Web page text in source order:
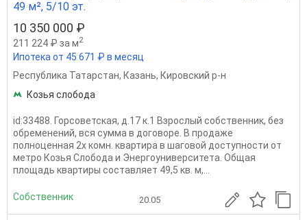
49 м², 5/10 эт.
10 350 000 ₽
211 224 ₽ за м2
Ипотека от 45 671 ₽ в месяц
Республика Татарстан, Казань, Кировский р-н
Козья слобода
id:33488. Горсоветская, д.17 к.1 Взрослый собственник, без
обременений, вся сумма в договоре. В продаже
полноценная 2х комн. квартира в шаговой доступности от
метро Козья Слобода и Энергоуниверситета. Общая
площадь квартиры составляет 49,5 кв. м,...
Собственник 20.05